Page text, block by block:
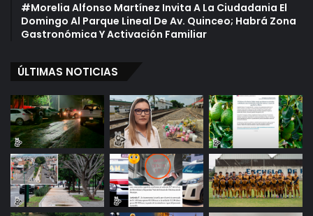
#Morelia Alfonso Martínez Invita A La Ciudadania El
Domingo Al Parque Lineal De Av. Quinceo; Habrá Zona
Gastronómica Y Activación Familiar
ÚLTIMAS NOTICIAS